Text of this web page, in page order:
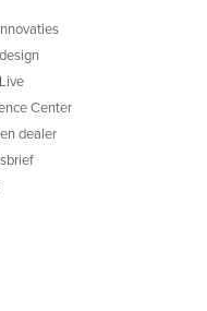
Center
dealer